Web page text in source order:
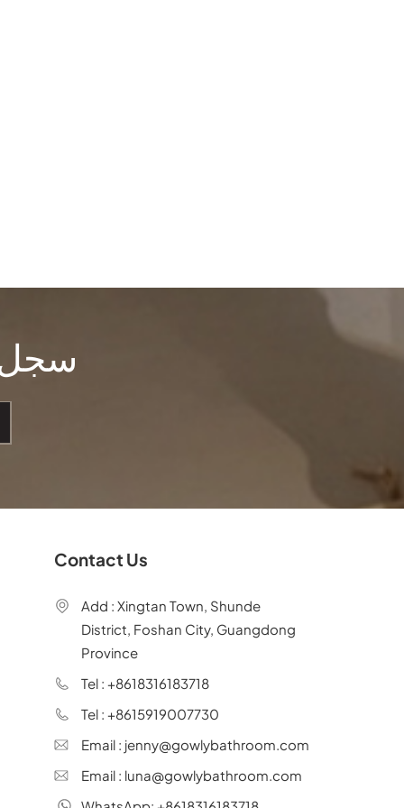
سجل
Contact Us
Add : Xingtan Town, Shunde
District, Foshan City, Guangdong
Province
Tel : +8618316183718
Tel : +8615919007730
Email : jenny@gowlybathroom.com
Email : luna@gowlybathroom.com